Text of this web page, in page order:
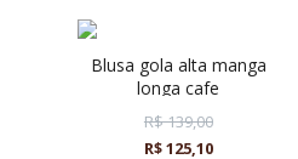
blusa gola alta manga
longa cafe
R$ 139,00
R$ 125,10